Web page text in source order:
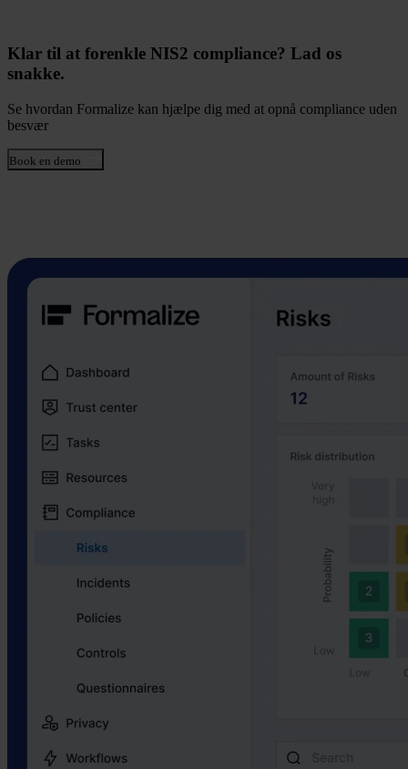
Klar til at forenkle NIS2 compliance? Lad os
snakke.
Se hvordan Formalize kan hjælpe dig med at opnå compliance uden
besvær
Book en demo